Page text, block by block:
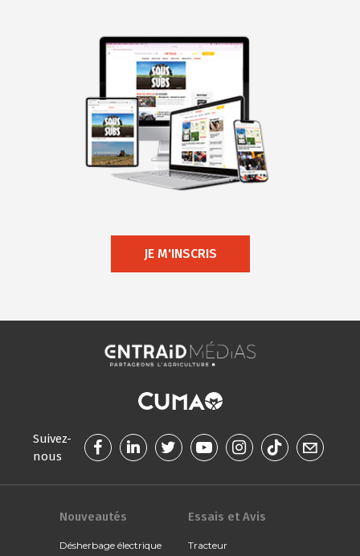
JE M'INSCRIS
Suivez-
nous
Nouveautés
Désherbage électrique
Essais et Avis
Tracteur